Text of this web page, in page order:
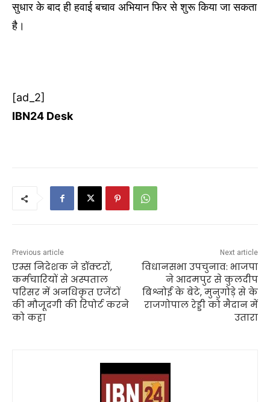
सुधार के बाद ही हवाई बचाव अभियान फिर से शुरू किया जा सकता
है।
[ad_2]
IBN24 Desk
Previous article
एम्स निदेशक ने डॉक्टरों,
कर्मचारियों से अस्पताल
परिसर में अनधिकृत एजेंटों
की मौजूदगी की रिपोर्ट करने
को कहा
Next article
विधानसभा उपचुनाव: भाजपा
ने आदमपुर से कुलदीप
बिश्नोई के बेटे, मुनुगोड़े से के
राजगोपाल रेड्डी को मैदान में
उतारा